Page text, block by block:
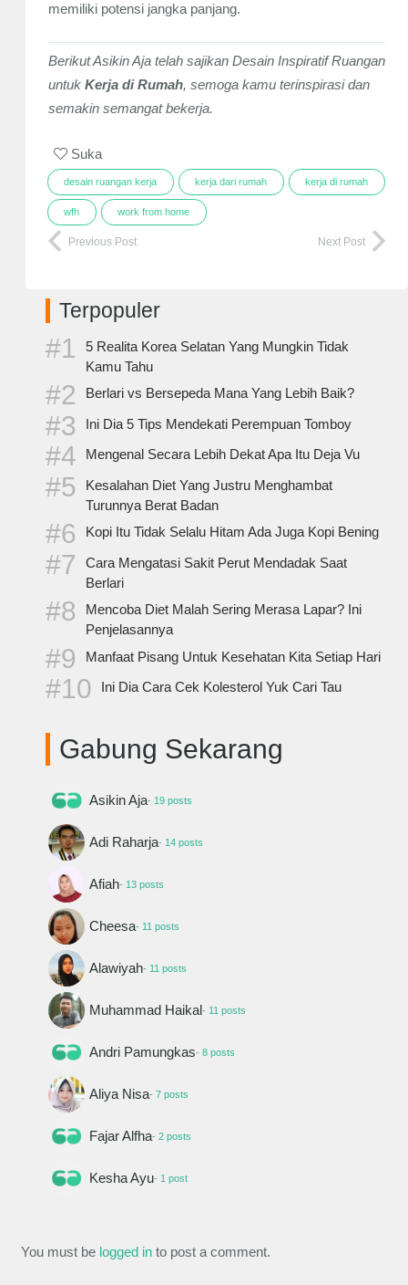
memiliki potensi jangka panjang.
Berikut Asikin Aja telah sajikan Desain Inspiratif Ruangan
untuk Kerja di Rumah, semoga kamu terinspirasi dan
semakin semangat bekerja.
Suka
desain ruangan kerja kerja dari rumah kerja di rumah
wfh work from home
Previous Post Next Post
Terpopuler
5 Realita Korea Selatan Yang Mungkin Tidak
Kamu Tahu
Berlari vs Bersepeda Mana Yang Lebih Baik?
Ini Dia 5 Tips Mendekati Perempuan Tomboy
Mengenal Secara Lebih Dekat Apa Itu Deja Vu
Kesalahan Diet Yang Justru Menghambat
Turunnya Berat Badan
Kopi Itu Tidak Selalu Hitam Ada Juga Kopi Bening
Cara Mengatasi Sakit Perut Mendadak Saat
Berlari
Mencoba Diet Malah Sering Merasa Lapar? Ini
Penjelasannya
Manfaat Pisang Untuk Kesehatan Kita Setiap Hari
Ini Dia Cara Cek Kolesterol Yuk Cari Tau
Gabung Sekarang
Asikin Aja- 19 posts
Adi Raharja- 14 posts
Afiah- 13 posts
Cheesa- 11 posts
Alawiyah- 11 posts
Muhammad Haikal- 11 posts
Andri Pamungkas- 8 posts
Aliya Nisa- 7 posts
Fajar Alfha- 2 posts
Kesha Ayu- 1 post
You must be logged into post a comment.